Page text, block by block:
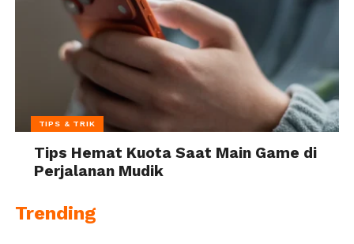
TIPS & TRIK
Tips Hemat Kuota Saat Main Game di
Perjalanan Mudik
Trending